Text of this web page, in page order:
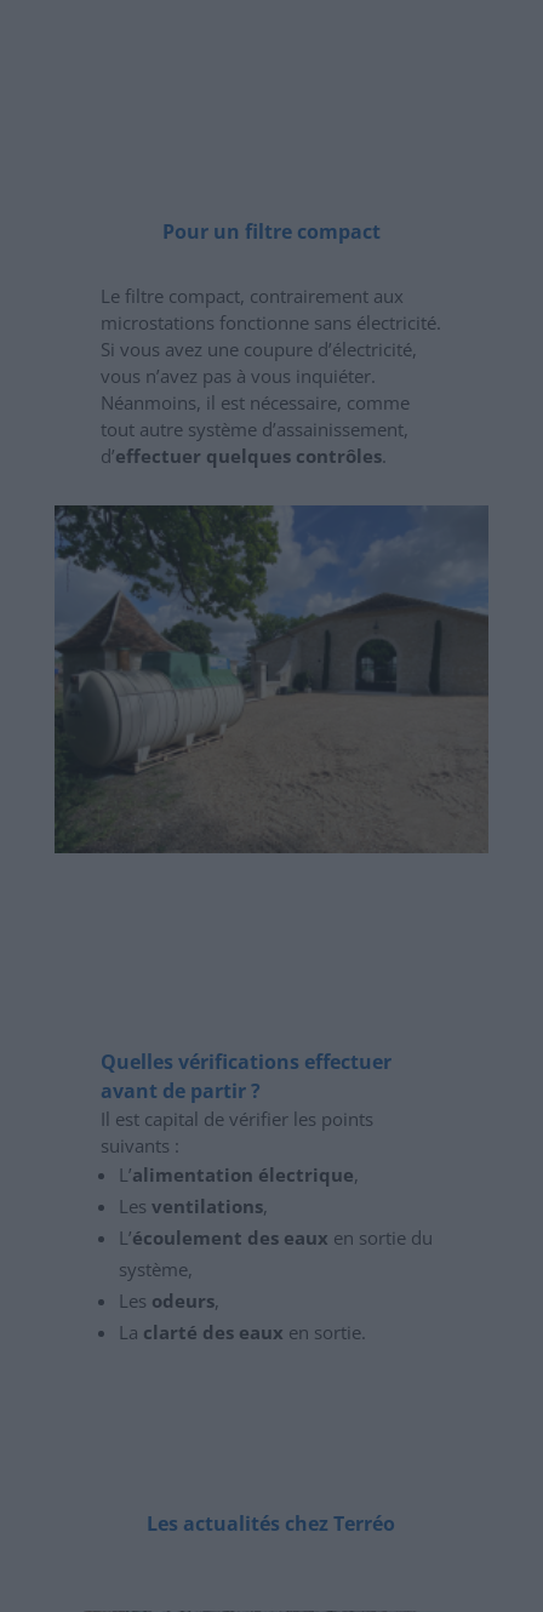
Pour un filtre compact
Le filtre compact, contrairement aux
microstations fonctionne sans électricité.
Si vous avez une coupure d’électricité,
vous n’avez pas à vous inquiéter.
Néanmoins, il est nécessaire, comme
tout autre système d’assainissement,
d’effectuer quelques contrôles.
Quelles vérifications effectuer
avant de partir ?
Il est capital de vérifier les points
suivants :
L’alimentation électrique,
Les ventilations,
L’écoulement des eaux en sortie du
système,
Les odeurs,
La clarté des eaux en sortie.
Les actualités chez Terréo